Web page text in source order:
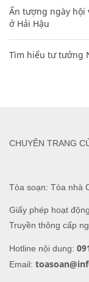
Ấn tượng ngày hội
ở Hải Hậu
Tìm hiểu tư tưởng
Tòa soạn: Tòa nhà
Giấy phép hoạt
Truyền thông cấp
Hotline nội dung:
Email:
CHUYÊN TRANG